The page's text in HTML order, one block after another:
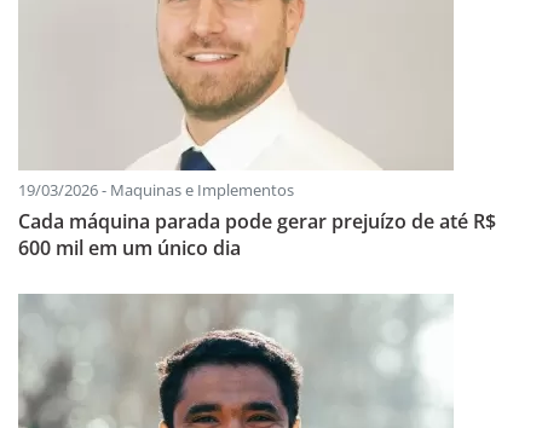
19/03/2026 - Maquinas e Implementos
Cada máquina parada pode gerar prejuízo de até R$
600 mil em um único dia